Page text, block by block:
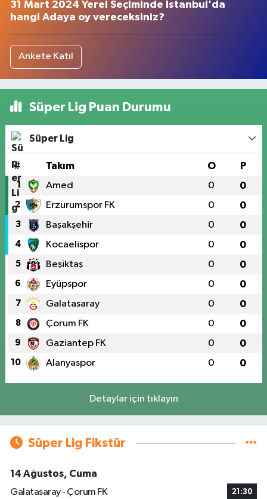
31 Mart 2024 Yerel Seçiminde İstanbul'da
hangi Adaya oy vereceksiniz?
Ankete Katıl
Süper Lig Puan Durumu
Süper Lig
# Takım O P
1 Amed 0 0
2 Erzurumspor FK 0 0
3 Başakşehir 0 0
4 Kocaelispor 0 0
5 Beşiktaş 0 0
6 Eyüpspor 0 0
7 Galatasaray 0 0
8 Çorum FK 0 0
9 Gaziantep FK 0 0
10 Alanyaspor 0 0
Detaylar için tıklayın
Süper Lig Fikstür
14 Ağustos, Cuma
Galatasaray - Çorum FK
21:30